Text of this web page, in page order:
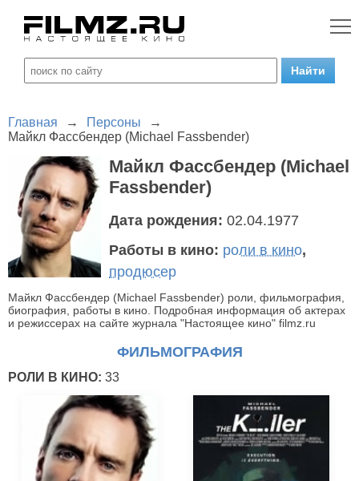
Главная → Персоны
→
Майкл Фассбендер (Michael Fassbender)
Майкл Фассбендер (Michael
Fassbender)
Дата рождения: 02.04.1977
Работы в кино: роли в кино,
продюсер
Майкл Фассбендер (Michael Fassbender) роли, фильмография,
биография, работы в кино. Подробная информация об актерах
и режиссерах на сайте журнала "Настоящее кино" filmz.ru
ФИЛЬМОГРАФИЯ
РОЛИ В КИНО: 33